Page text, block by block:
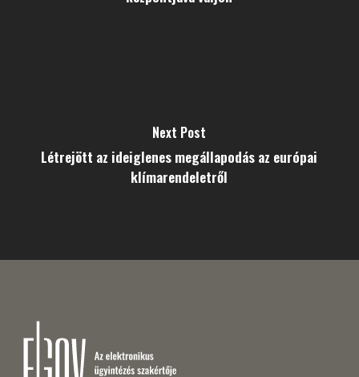
Next Post
Létrejött az ideiglenes megállapodás az európai
klímarendeletről